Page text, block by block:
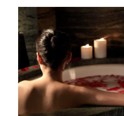
Лубриканти та масла на